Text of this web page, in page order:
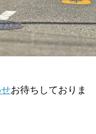
お待ちしておりま